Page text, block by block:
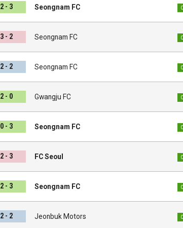
2 - 3 Seongnam FC C
3 - 2 Seongnam FC C
2 - 2 Seongnam FC C
2 - 0 Gwangju FC C
0 - 3 Seongnam FC C
2 - 3 FC Seoul C
2 - 3 Seongnam FC C
2 - 2 Jeonbuk Motors C